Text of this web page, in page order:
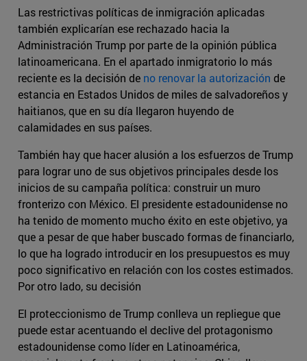
Las restrictivas políticas de inmigración aplicadas
también explicarían ese rechazado hacia la
Administración Trump por parte de la opinión pública
latinoamericana. En el apartado inmigratorio lo más
reciente es la decisión de no renovar la autorización de
estancia en Estados Unidos de miles de salvadoreños y
haitianos, que en su día llegaron huyendo de
calamidades en sus países.
También hay que hacer alusión a los esfuerzos de Trump
para lograr uno de sus objetivos principales desde los
inicios de su campaña política: construir un muro
fronterizo con México. El presidente estadounidense no
ha tenido de momento mucho éxito en este objetivo, ya
que a pesar de que haber buscado formas de financiarlo,
lo que ha logrado introducir en los presupuestos es muy
poco significativo en relación con los costes estimados.
Por otro lado, su decisión
El proteccionismo de Trump conlleva un repliegue que
puede estar acentuando el declive del protagonismo
estadounidense como líder en Latinoamérica,